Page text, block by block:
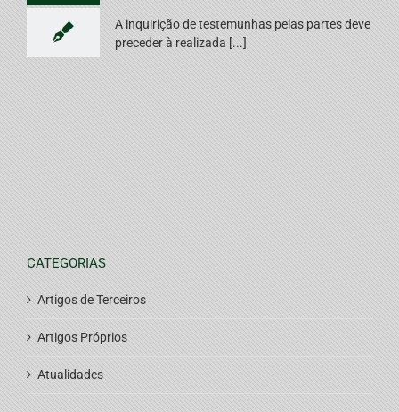
A inquirição de testemunhas pelas partes deve
preceder à realizada [...]
CATEGORIAS
Artigos de Terceiros
Artigos Próprios
Atualidades